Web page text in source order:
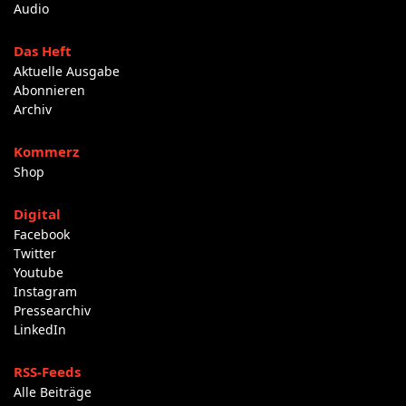
Audio
Das Heft
Aktuelle Ausgabe
Abonnieren
Archiv
Kommerz
Shop
Digital
Facebook
Twitter
Youtube
Instagram
Pressearchiv
LinkedIn
RSS-Feeds
Alle Beiträge